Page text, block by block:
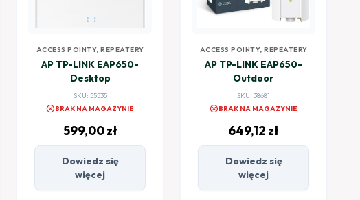
ACCESS POINTY, REPEATERY
AP TP-LINK EAP650-
Desktop
SKU: 55535
cancelBRAK NA MAGAZYNIE
599,00zł
Dowiedz się
więcej
ACCESS POINTY, REPEATERY
AP TP-LINK EAP650-
Outdoor
SKU: 38681
cancelBRAK NA MAGAZYNIE
649,12 zł
Dowiedz się
więcej